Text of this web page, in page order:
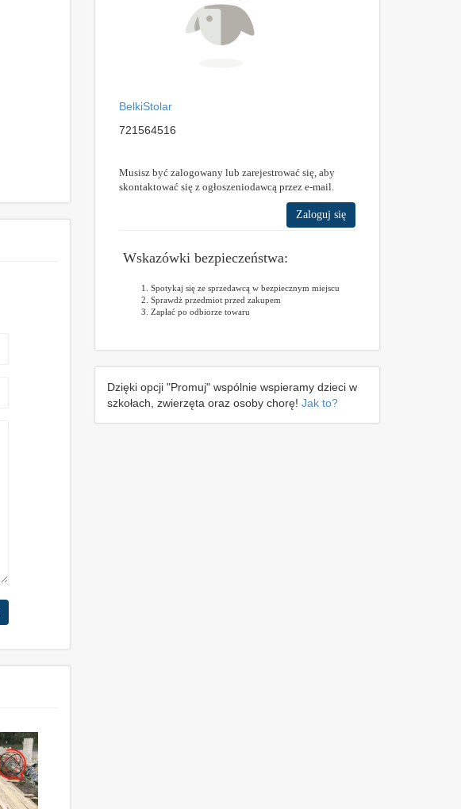
BelkiStolar
721564516
Musisz być zalogowany lub zarejestrować się, aby
skontaktować się z ogłoszeniodawcą przez e-mail.
Zaloguj się
Wskazówki bezpieczeństwa:
Spotykaj się ze sprzedawcą w bezpiecznym miejscu
Sprawdż przedmiot przed zakupem
Zapłać po odbiorze towaru
Dzięki opcji "Promuj" wspólnie wspieramy dzieci w
szkołach, zwierzęta oraz osoby chorę! Jak to?